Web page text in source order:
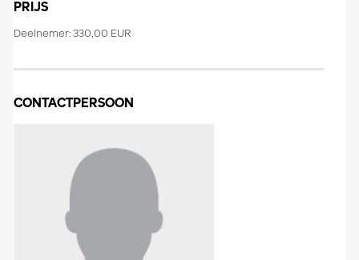
PRIJS
Deelnemer: 330,00 EUR
CONTACTPERSOON